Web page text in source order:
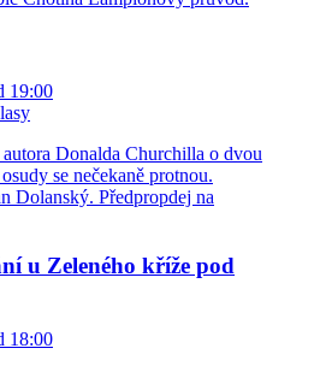
19:00
Donalda Churchilla o dvou
se nečekaně protnou.
Dolanský. Předpropdej na
u Zeleného kříže pod
18:00